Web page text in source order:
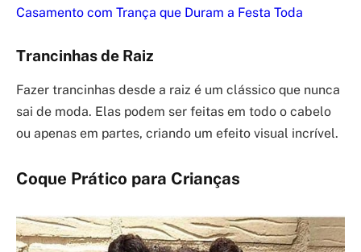
Casamento com Trança que Duram a Festa Toda
Trancinhas de Raiz
Fazer trancinhas desde a raiz é um clássico que nunca
sai de moda. Elas podem ser feitas em todo o cabelo
ou apenas em partes, criando um efeito visual incrível.
Coque Prático para Crianças